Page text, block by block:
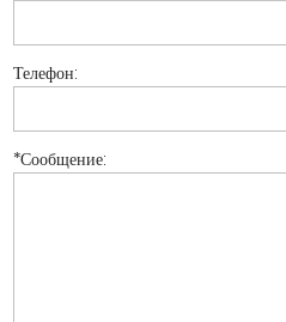
Телефон:
*Сообщение: